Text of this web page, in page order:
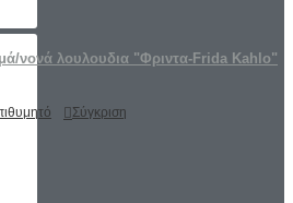
νονά λουλουδια "Φριντα-Frida Kahlo"
Σύγκριση